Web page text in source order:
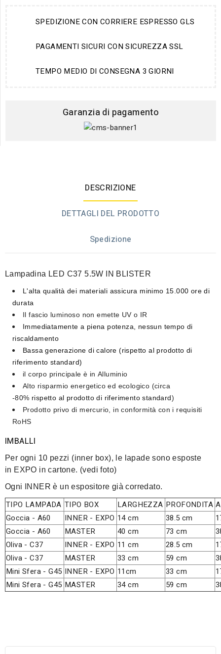
SPEDIZIONE CON CORRIERE ESPRESSO GLS
PAGAMENTI SICURI CON SICUREZZA SSL
TEMPO MEDIO DI CONSEGNA 3 GIORNI
Garanzia di pagamento
DESCRIZIONE
DETTAGLI DEL PRODOTTO
Spedizione
Lampadina LED C37 5.5W IN BLISTER
L'alta qualità dei materiali assicura minimo 15.000 ore di
durata
Il fascio luminoso non emette UV o IR
Immediatamente a piena potenza, nessun tempo di
riscaldamento
Bassa generazione di calore (rispetto al prodotto di
riferimento standard)
il corpo principale è in Alluminio
Alto risparmio energetico ed ecologico (circa
-80% rispetto al prodotto di riferimento standard)
Prodotto privo di mercurio, in conformità con i requisiti
RoHS
IMBALLI
Per ogni 10 pezzi (inner box), le lapade sono esposte
in EXPO in cartone. (vedi foto)
Ogni INNER è un espositore già corredato.
TIPO LAMPADA TIPO BOX LARGHEZZA PROFONDITA
Goccia - A60
INNER - EXPO 14 cm 38.5 cm
Goccia - A60
MASTER 40 cm 73 cm
Oliva - C37
INNER - EXPO 11 cm 28.5 cm
Oliva - C37
MASTER 33 cm 59 cm
Mini Sfera - G45 INNER - EXPO 11cm 33 cm
Mini Sfera - G45 MASTER 34 cm 59 cm